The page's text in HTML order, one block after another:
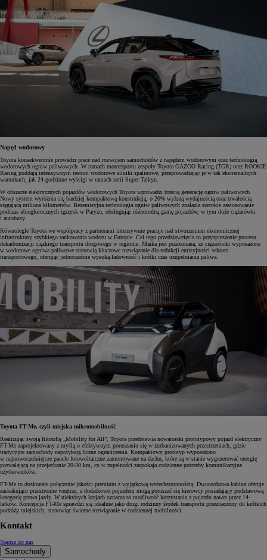
Napęd wodorowy
Toyota konsekwentnie prowadzi prace nad rozwojem samochodów z napędem wodorowym oraz technologią
wodorowych ogniw paliwowych. W ramach motorsportu zespoły Toyota GAZOO Racing (TGR) oraz ROOKIE
Racing poddają intensywnym testom wodorowe silniki spalinowe, przeprowadzając je w tak ekstremalnych
warunkach, jak 24-godzinne wyścigi w ramach serii Super Taikyu.
W obszarze elektrycznych pojazdów wodorowych Toyota wprowadzi trzecią generację ogniw paliwowych.
Nowy system wyróżnia się bardziej kompaktową konstrukcją, o 20% wyższą wydajnością oraz trwałością
sięgającą miliona kilometrów. Bezemisyjna technologia ogniw paliwowych znalazła szerokie zastosowanie
podczas ubiegłorocznych igrzysk w Paryżu, obsługując różnorodną gamę pojazdów, w tym duże ciężarówki
i autobusy.
Równolegle Toyota we współpracy z partnerami intensywnie pracuje nad stworzeniem ekonomicznej
infrastruktury szybkiego tankowania wodoru w Europie. Cel tego przedsięwzięcia to przyspieszenie procesu
dekarbonizacji ciężkiego transportu drogowego w regionie. Marka jest przekonana, że ciężarówki wyposażone
w wodorowe ogniwa paliwowe stanowią kluczowe rozwiązanie dla redukcji emisyjności sektora
transportowego, oferując jednocześnie wysoką ładowność i krótki czas uzupełniania paliwa.
Toyota FT-Me, czyli miejska mikromobilność
Realizując swoją filozofię „Mobility for All”, Toyota przedstawia nowatorski prototypowy pojazd elektryczny
FT-Me zaprojektowany z myślą o efektywnym poruszaniu się w zurbanizowanych przestrzeniach, gdzie
tradycyjne samochody napotykają liczne ograniczenia. Kompaktowy prototyp wyposażono
w najnowocześniejsze panele fotowoltaiczne zamontowane na dachu, które są w stanie wygenerować energię
pozwalającą na przejechanie 20-30 km, co w zupełności zaspokaja codzienne potrzeby komunikacyjne
użytkowników.
FT-Me to doskonałe połączenie jakości premium z wyjątkową wszechstronnością. Dwuosobowa kabina oferuje
zaskakująco przestronne wnętrze, a dodatkowo pojazdem mogą poruszać się kierowcy posiadający podstawową
kategorię prawa jazdy. W niektórych krajach oznacza to możliwość korzystania z pojazdu nawet przez 14-
latków. Koncepcja FT-Me sprawdzi się idealnie jako drugi rodzinny środek transportu przeznaczony do krótkich
podróży miejskich, stanowiąc świetne rozwiązanie w codziennej mobilności.
Kontakt
Napisz do nas
Samochody